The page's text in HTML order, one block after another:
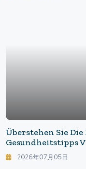
Überstehen Sie
Gesundheitstipps
Nur Wasser Zu
Schutz Vor
2026年07月05日